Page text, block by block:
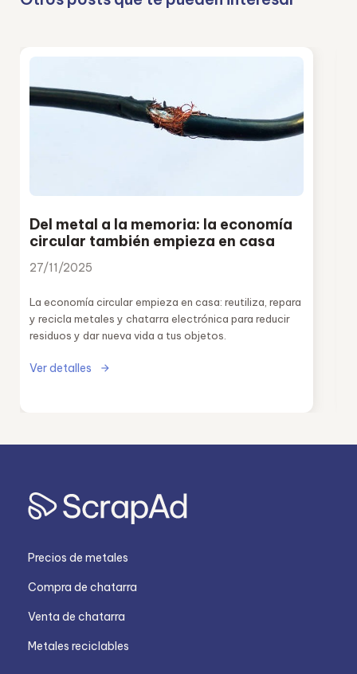
Del metal a la memoria: la economía
circular también empieza en casa
27/11/2025
La economía circular empieza en casa: reutiliza, repara
y recicla metales y chatarra electrónica para reducir
residuos y dar nueva vida a tus objetos.
Ver detalles
Precios de metales
Compra de chatarra
Venta de chatarra
Metales reciclables